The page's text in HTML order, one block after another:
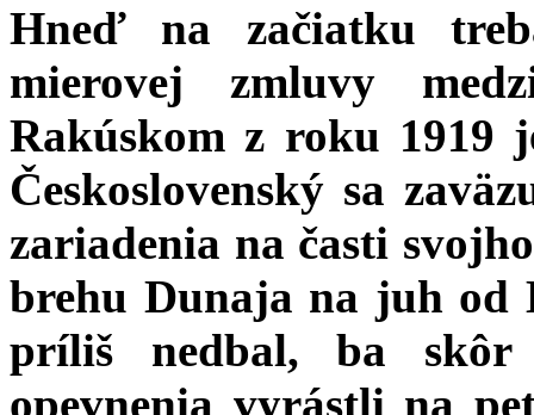
Hneď na začiatku
mierovej zmluvy
Rakúskom z roku 1919
Československý sa
zariadenia na časti
brehu Dunaja na juh od
príliš nedbal, ba
opevnenia vyrástli na